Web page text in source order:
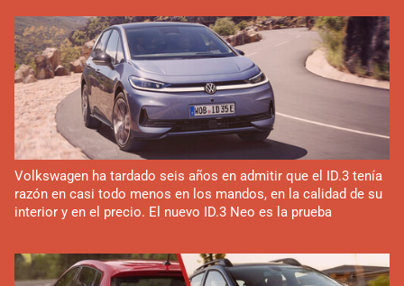
Volkswagen ha tardado seis años en admitir que el ID.3 tenía
razón en casi todo menos en los mandos, en la calidad de su
interior y en el precio. El nuevo ID.3 Neo es la prueba